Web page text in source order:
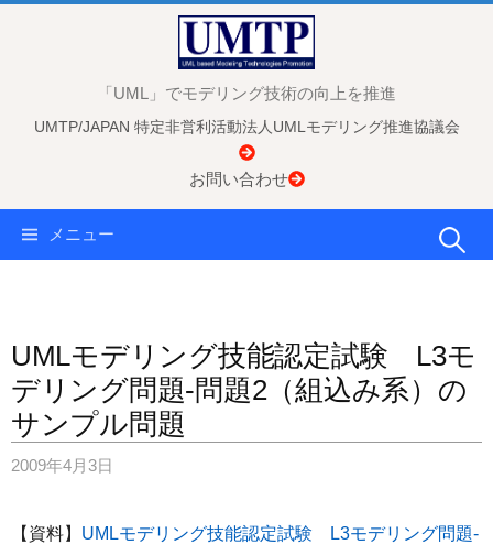
「UML」でモデリング技術の向上を推進
UMTP/JAPAN 特定非営利活動法人UMLモデリング推進協議会
お問い合わせ
メニュー 検
UMLモデリング技能認定試験 L3モ
デリング問題-問題2（組込み系）の
サンプル問題
2009年4月3日
【資料】 UMLモデリング技能認定試験 L3モデリング問題-